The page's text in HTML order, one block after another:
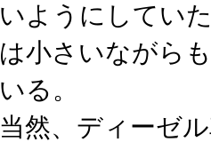
いようにしてい
は小さいながら
いる。
当然、ディーゼ